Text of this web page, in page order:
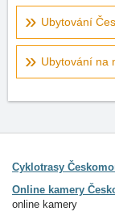
Ubytování
Ubytování na
Cyklotrasy
Online kamery
online kamery